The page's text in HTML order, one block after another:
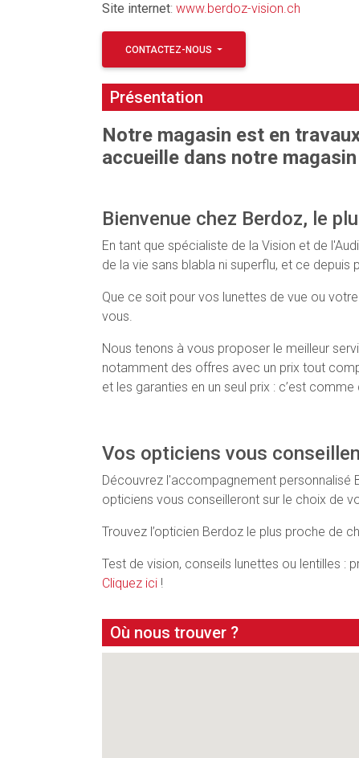
Site internet: www.berdoz-vision.ch
CONTACTEZ-NOUS
Présentation
Notre magasin est en
accueille dans notre
Bienvenue chez Berdoz, le
En tant que spécialiste de la Vision et de
de la vie sans blabla ni superflu, et ce depuis
Que ce soit pour vos lunettes de vue ou
vous.
Nous tenons à vous proposer le meilleur
notamment des offres avec un prix tout
et les garanties en un seul prix : c’est
Vos opticiens vous
Découvrez l'accompagnement personnalisé
opticiens vous conseilleront sur le choix de
Trouvez l’opticien Berdoz le plus proche de
Test de vision, conseils lunettes ou lentilles :
Cliquez ici!
Où nous trouver ?